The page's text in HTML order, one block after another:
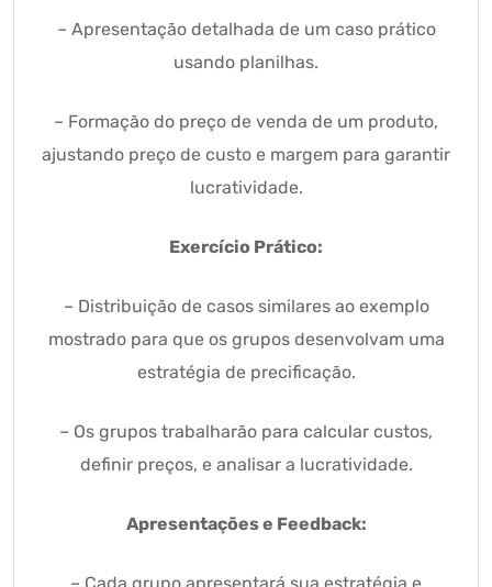
– Apresentação detalhada de um caso prático
usando planilhas.
– Formação do preço de venda de um produto,
ajustando preço de custo e margem para garantir
lucratividade.
Exercício Prático:
– Distribuição de casos similares ao exemplo
mostrado para que os grupos desenvolvam uma
estratégia de precificação.
– Os grupos trabalharão para calcular custos,
definir preços, e analisar a lucratividade.
Apresentações e Feedback: